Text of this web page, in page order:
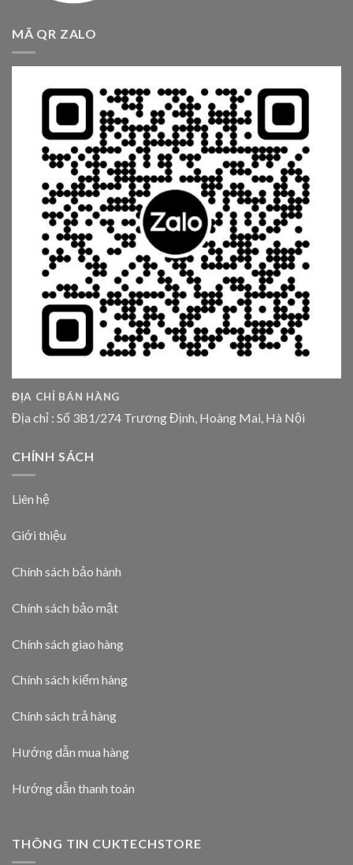
MÃ QR ZALO
ĐỊA CHỈ BÁN HÀNG
Địa chỉ : Số 3B1/274 Trương Định, Hoàng Mai, Hà Nội
CHÍNH SÁCH
Liên hệ
Giới thiệu
Chính sách bảo hành
Chính sách bảo mật
Chính sách giao hàng
Chính sách kiểm hàng
Chính sách trả hàng
Hướng dẫn mua hàng
Hướng dẫn thanh toán
THÔNG TIN CUKTECHSTORE